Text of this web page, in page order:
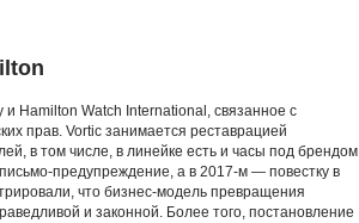
Hamilton Watch International, связанное с
прав. Vortic занимается реставрацией
в том числе, в линейке есть и часы под брендом
предупреждение, а в 2017-м — повестку в
что бизнес-модель превращения
и законной. Более того, постановление